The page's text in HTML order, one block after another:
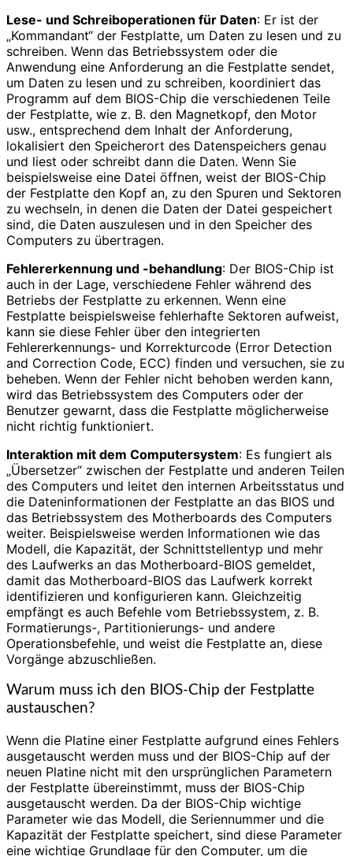
Lese- und Schreiboperationen für Daten: Er ist der
„Kommandant“ der Festplatte, um Daten zu lesen und zu
schreiben. Wenn das Betriebssystem oder die
Anwendung eine Anforderung an die Festplatte sendet,
um Daten zu lesen und zu schreiben, koordiniert das
Programm auf dem BIOS-Chip die verschiedenen Teile
der Festplatte, wie z. B. den Magnetkopf, den Motor
usw., entsprechend dem Inhalt der Anforderung,
lokalisiert den Speicherort des Datenspeichers genau
und liest oder schreibt dann die Daten. Wenn Sie
beispielsweise eine Datei öffnen, weist der BIOS-Chip
der Festplatte den Kopf an, zu den Spuren und Sektoren
zu wechseln, in denen die Daten der Datei gespeichert
sind, die Daten auszulesen und in den Speicher des
Computers zu übertragen.
Fehlererkennung und -behandlung: Der BIOS-Chip ist
auch in der Lage, verschiedene Fehler während des
Betriebs der Festplatte zu erkennen. Wenn eine
Festplatte beispielsweise fehlerhafte Sektoren aufweist,
kann sie diese Fehler über den integrierten
Fehlererkennungs- und Korrekturcode (Error Detection
and Correction Code, ECC) finden und versuchen, sie zu
beheben. Wenn der Fehler nicht behoben werden kann,
wird das Betriebssystem des Computers oder der
Benutzer gewarnt, dass die Festplatte möglicherweise
nicht richtig funktioniert.
Interaktion mit dem Computersystem: Es fungiert als
„Übersetzer“ zwischen der Festplatte und anderen Teilen
des Computers und leitet den internen Arbeitsstatus und
die Dateninformationen der Festplatte an das BIOS und
das Betriebssystem des Motherboards des Computers
weiter. Beispielsweise werden Informationen wie das
Modell, die Kapazität, der Schnittstellentyp und mehr
des Laufwerks an das Motherboard-BIOS gemeldet,
damit das Motherboard-BIOS das Laufwerk korrekt
identifizieren und konfigurieren kann. Gleichzeitig
empfängt es auch Befehle vom Betriebssystem, z. B.
Formatierungs-, Partitionierungs- und andere
Operationsbefehle, und weist die Festplatte an, diese
Vorgänge abzuschließen.
Warum muss ich den BIOS-Chip der Festplatte
austauschen?
Wenn die Platine einer Festplatte aufgrund eines Fehlers
ausgetauscht werden muss und der BIOS-Chip auf der
neuen Platine nicht mit den ursprünglichen Parametern
der Festplatte übereinstimmt, muss der BIOS-Chip
ausgetauscht werden. Da der BIOS-Chip wichtige
Parameter wie das Modell, die Seriennummer und die
Kapazität der Festplatte speichert, sind diese Parameter
eine wichtige Grundlage für den Computer, um die